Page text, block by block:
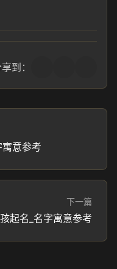
到：
意参考
下一篇
起名_名字寓意参考